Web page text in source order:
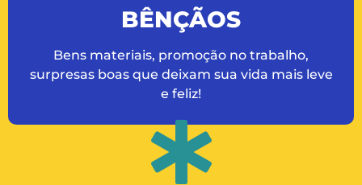
BÊNÇÃOS
Bens materiais, promoção no trabalho,
surpresas boas que deixam sua vida mais leve
e feliz!